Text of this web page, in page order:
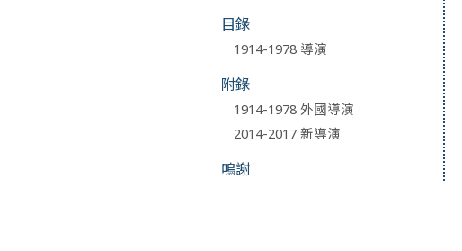
目錄
1914-1978 導演
附錄
1914-1978 外國導演
2014-2017 新導演
鳴謝